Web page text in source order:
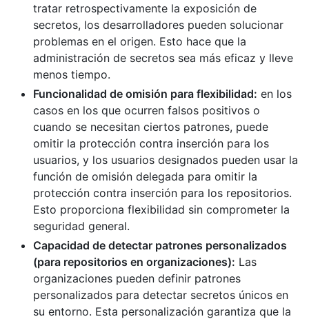
tratar retrospectivamente la exposición de
secretos, los desarrolladores pueden solucionar
problemas en el origen. Esto hace que la
administración de secretos sea más eficaz y lleve
menos tiempo.
Funcionalidad de omisión para flexibilidad: en los
casos en los que ocurren falsos positivos o
cuando se necesitan ciertos patrones, puede
omitir la protección contra inserción para los
usuarios, y los usuarios designados pueden usar la
función de omisión delegada para omitir la
protección contra inserción para los repositorios.
Esto proporciona flexibilidad sin comprometer la
seguridad general.
Capacidad de detectar patrones personalizados
(para repositorios en organizaciones): Las
organizaciones pueden definir patrones
personalizados para detectar secretos únicos en
su entorno. Esta personalización garantiza que la